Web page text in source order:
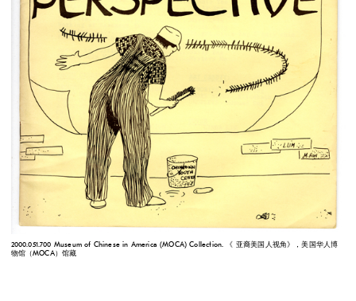
2000.051.700 Museum of Chinese in America (MOCA) Collection. 《 亚裔美国人视角》，美国华人博
物馆（MOCA）馆藏